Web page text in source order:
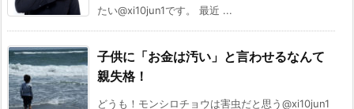
たい@xi10jun1です。 最近 ...
子供に「お金は汚い」と言わせるなんて
親失格！
どうも！モンシロチョウは害虫だと思う@xi10jun1